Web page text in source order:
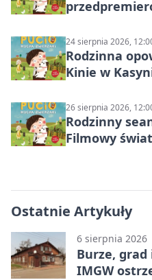
24 sierpnia 2026,
Rodzinna
Kinie w
26 sierpnia 2026,
Rodzinny
Filmowy
Ostatnie Artykuły
6 sierpnia 2026
Burze,
IMGW